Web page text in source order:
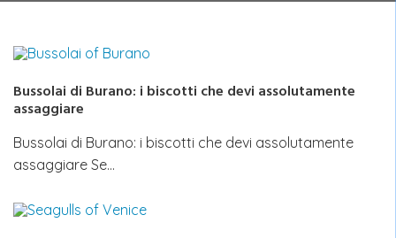
Bussolai di Burano: i biscotti che devi assolutamente
assaggiare
Bussolai di Burano: i biscotti che devi assolutamente
assaggiare Se…